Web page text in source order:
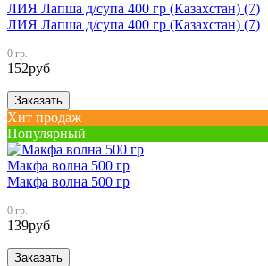
ЛИЯ Лапша д/супа 400 гр (Казахстан) (7)
ЛИЯ Лапша д/супа 400 гр (Казахстан) (7)
0 гр.
152руб
Заказать
Хит продаж
Популярный
Макфа волна 500 гр
Макфа волна 500 гр
0 гр.
139руб
Заказать